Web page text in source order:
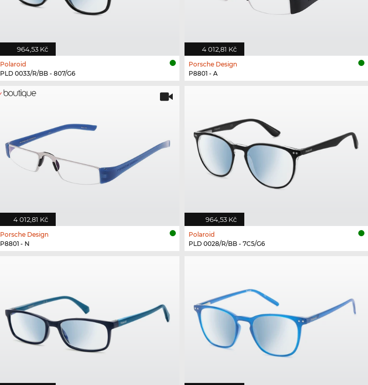
964,53 Kč
Polaroid
PLD 0033/R/BB - 807/G6
4 012,81 Kč
Porsche Design
P8801 - A
4 012,81 Kč
Porsche Design
P8801 - N
964,53 Kč
Polaroid
PLD 0028/R/BB - 7C5/G6